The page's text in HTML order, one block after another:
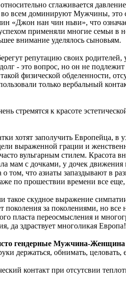
сглаживается
всем доминируют Мужчины,
«Джон нан чин ньви», что
применяли многие семьи в
внимание уделялось сыновьям.
репутацию своих
- это вопрос, но он не
физической обделенности,
только вербальный
стремятся к красоте
хотят заполучить Европейца,
выраженной грации и
вульгарным стилем. Красота
мам с дочками, у дочек
том, что азиаты запаздывают в
по прошествии времени все
такое скудное выражение
поколения за поколениями, но
пласта переосмысления и
да здраствует многоликая Европа!
гендерные Мужчина-
держаться, обнимать,
контакт при отсутсвии